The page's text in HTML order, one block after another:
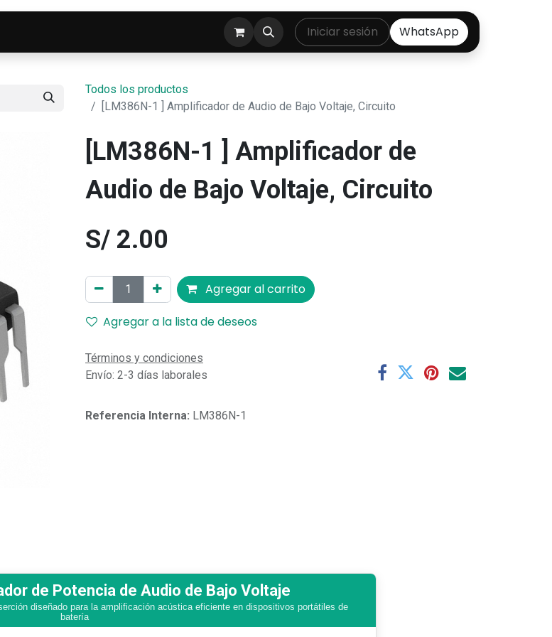
Contáctenos Iniciar sesión WhatsApp
Todos los productos
[LM386N-1 ] Amplificador de Audio de Bajo Voltaje, Circuito
[LM386N-1 ] Amplificador de
Audio de Bajo Voltaje, Circuito
S/ 2.00
Agregar al carrito
Agregar a la lista de deseos
Términos y condiciones
Envío: 2-3 días laborales
Referencia Interna: LM386N-1
de Potencia de Audio de Bajo Voltaje
diseñado para la amplificación acústica eficiente en dispositivos portátiles de
batería